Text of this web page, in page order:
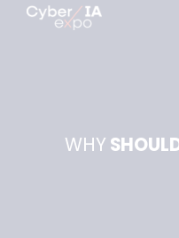
Skip
WHY